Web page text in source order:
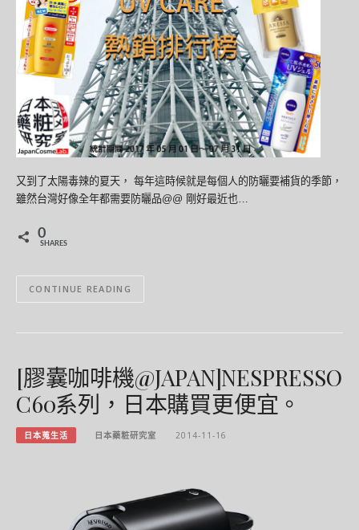
又到了太陽毒辣的夏天， 每年這時候就是每個人的防曬要補貨的季節，
雖然台灣好像全年都需要防曬品@@ 剛好最近也…
0
SHARES
CONTINUE READING
[膠囊咖啡機@JAPAN]NESPRESSO
C60系列，日本購買更便宜。
日本蒐生活 日本藥粧研究室 2014-11-16